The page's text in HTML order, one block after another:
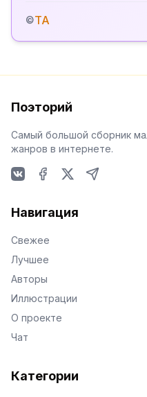
©TA
Поэторий
Самый большой сборник
жанров в интернете.
Навигация
Свежее
Лучшее
Авторы
Иллюстрации
О проекте
Чат
Категории